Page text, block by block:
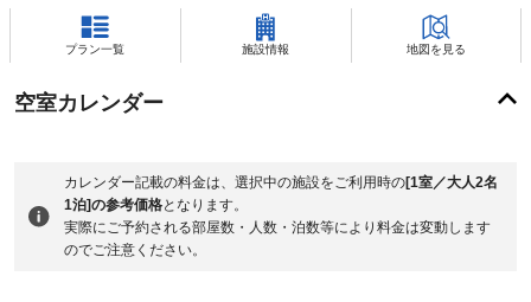
プラン一覧 施設情報 地図を見る
空室カレンダー
カレンダー記載の料金は、選択中の施設をご利用時の[1室／大人2名
1泊]の参考価格となります。
実際にご予約される部屋数・人数・泊数等により料金は変動します
のでご注意ください。